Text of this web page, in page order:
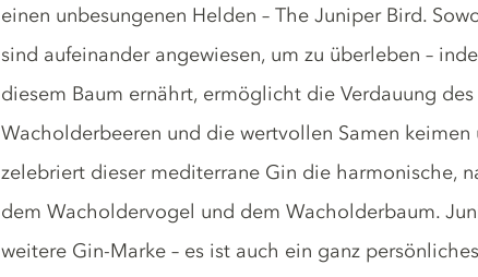
einen unbesungenen Helden – The Juniper Bird.
sind aufeinander angewiesen, um zu überleben –
diesem Baum ernährt, ermöglicht die Verdauung
Wacholderbeeren und die wertvollen Samen
zelebriert dieser mediterrane Gin die harmonische,
dem Wacholdervogel und dem Wacholderbaum.
weitere Gin-Marke – es ist auch ein ganz